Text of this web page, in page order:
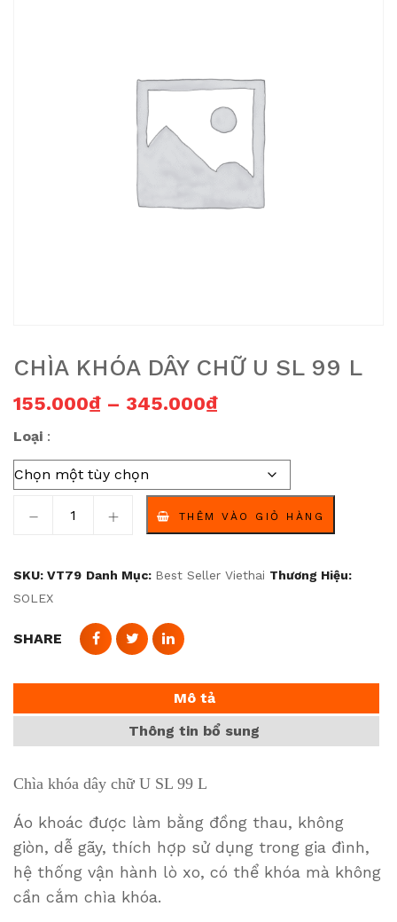
CHÌA KHÓA DÂY CHỮ U SL 99 L
155.000₫ – 345.000₫Khoảng giá: từ
Loại
THÊM VÀO GIỎ HÀNG
SKU: VT79 Danh Mục: Best Seller Viethai Thương Hiệu:
SOLEX
SHARE
Mô tả
Thông tin bổ sung
Chìa khóa dây chữ U SL 99 L
Áo khoác được làm bằng đồng thau, không
giòn, dễ gãy, thích hợp sử dụng trong gia đình,
hệ thống vận hành lò xo, có thể khóa mà không
cần cắm chìa khóa.